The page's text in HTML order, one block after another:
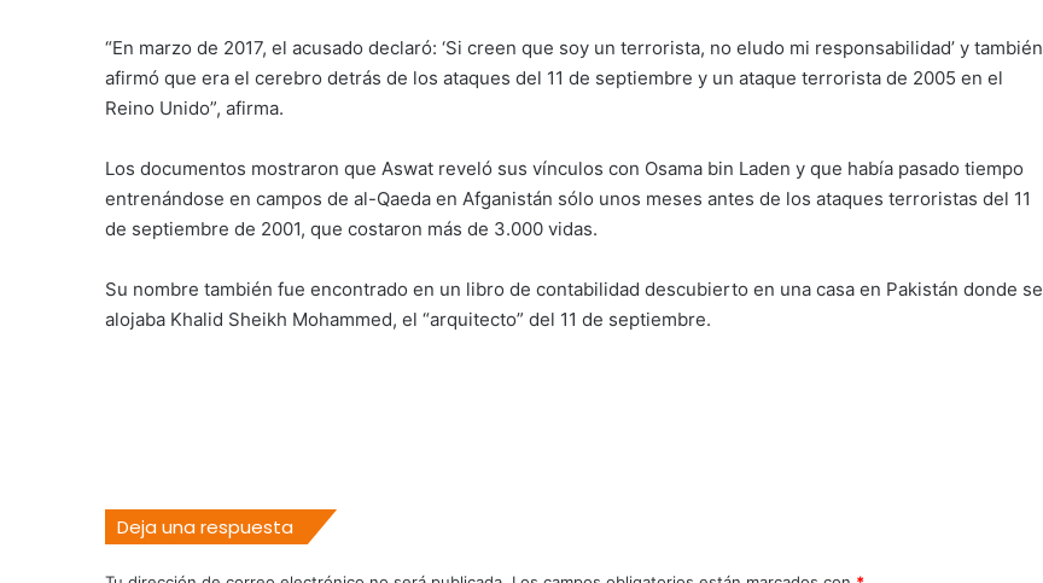
“En marzo de 2017, el acusado declaró: ‘Si creen que soy un terrorista, no eludo mi responsabilidad’ y también
afirmó que era el cerebro detrás de los ataques del 11 de septiembre y un ataque terrorista de 2005 en el
Reino Unido”, afirma.
Los documentos mostraron que Aswat reveló sus vínculos con Osama bin Laden y que había pasado tiempo
entrenándose en campos de al-Qaeda en Afganistán sólo unos meses antes de los ataques terroristas del 11
de septiembre de 2001, que costaron más de 3.000 vidas.
Su nombre también fue encontrado en un libro de contabilidad descubierto en una casa en Pakistán donde se
alojaba Khalid Sheikh Mohammed, el “arquitecto” del 11 de septiembre.
Deja una respuesta